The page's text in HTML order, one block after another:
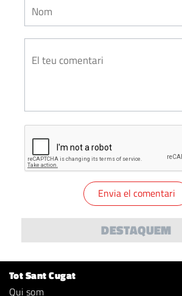
DESTAQUEM
Tot Sant Cugat
Qui som